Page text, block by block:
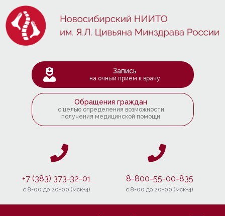
Запись
на очный приём к врачу
Обращения граждан
с целью определения возможности
получения медицинской помощи
+7 (383) 373-32-01
c 8-00 до 20-00 (мск+4)
8-800-55-00-835
c 8-00 до 20-00 (мск+4)